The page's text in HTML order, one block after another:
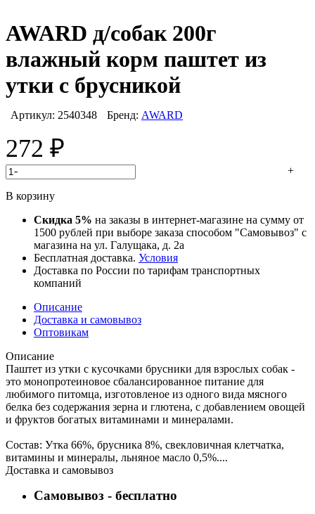
AWARD д/собак 200г
влажный корм паштет из
утки с брусникой
Артикул: 2540348 Бренд: AWARD
272 ₽
- +
В корзину
Скидка 5% на заказы в интернет-магазине на сумму от
1500 рублей при выборе заказа способом "Самовывоз" с
магазина на ул. Галущака, д. 2а
Бесплатная доставка. Условия
Доставка по России по тарифам транспортных
компаний
Описание
Доставка и самовывоз
Оптовикам
Описание
Паштет из утки с кусочками брусники для взрослых собак -
это монопротеиновое сбалансированное питание для
любимого питомца, изготовленое из одного вида мясного
белка без содержания зерна и глютена, с добавлением овощей
и фруктов богатых витаминами и минералами.
Состав: Утка 66%, брусника 8%, свекловичная клетчатка,
витамины и минералы, льняное масло 0,5%....
Доставка и самовывоз
Самовывоз - бесплатно